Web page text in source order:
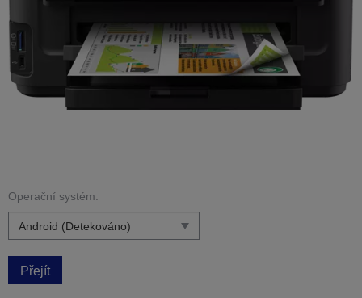
Operační systém:
Přejít